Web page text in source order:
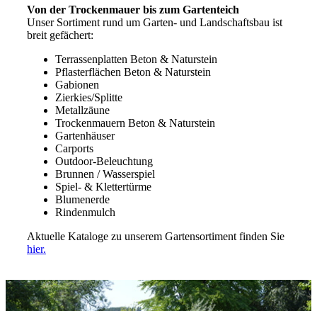
Von der Trockenmauer bis zum Gartenteich
Unser Sortiment rund um Garten- und Landschaftsbau ist
breit gefächert:
Terrassenplatten Beton & Naturstein
Pflasterflächen Beton & Naturstein
Gabionen
Zierkies/Splitte
Metallzäune
Trockenmauern Beton & Naturstein
Gartenhäuser
Carports
Outdoor-Beleuchtung
Brunnen / Wasserspiel
Spiel- & Klettertürme
Blumenerde
Rindenmulch
Aktuelle Kataloge zu unserem Gartensortiment finden Sie
hier.